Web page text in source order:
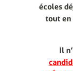
écoles
tout en
Il